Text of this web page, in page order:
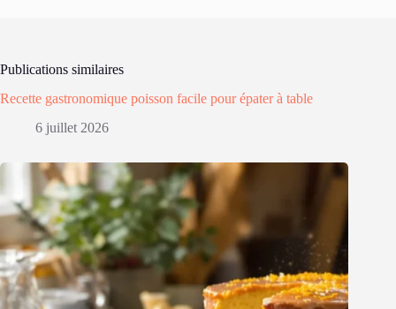
Publications similaires
Recette gastronomique poisson facile pour épater à table
6 juillet 2026